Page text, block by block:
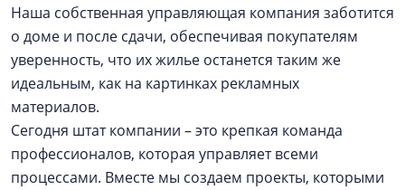
Наша собственная управляющая компания заботится
о доме и после сдачи, обеспечивая покупателям
уверенность, что их жилье останется таким же
идеальным, как на картинках рекламных
материалов.
Сегодня штат компании – это крепкая команда
профессионалов, которая управляет всеми
процессами. Вместе мы создаем проекты, которыми